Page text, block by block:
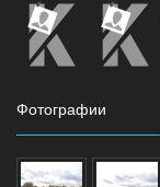
Фотографии